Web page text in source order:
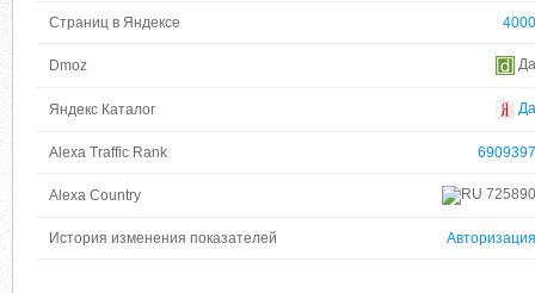
Страниц в Яндексе 4000
Dmoz Да
Яндекс Каталог Да
Alexa Traffic Rank 6909397
Alexa Country 725890
История изменения показателей Авторизация